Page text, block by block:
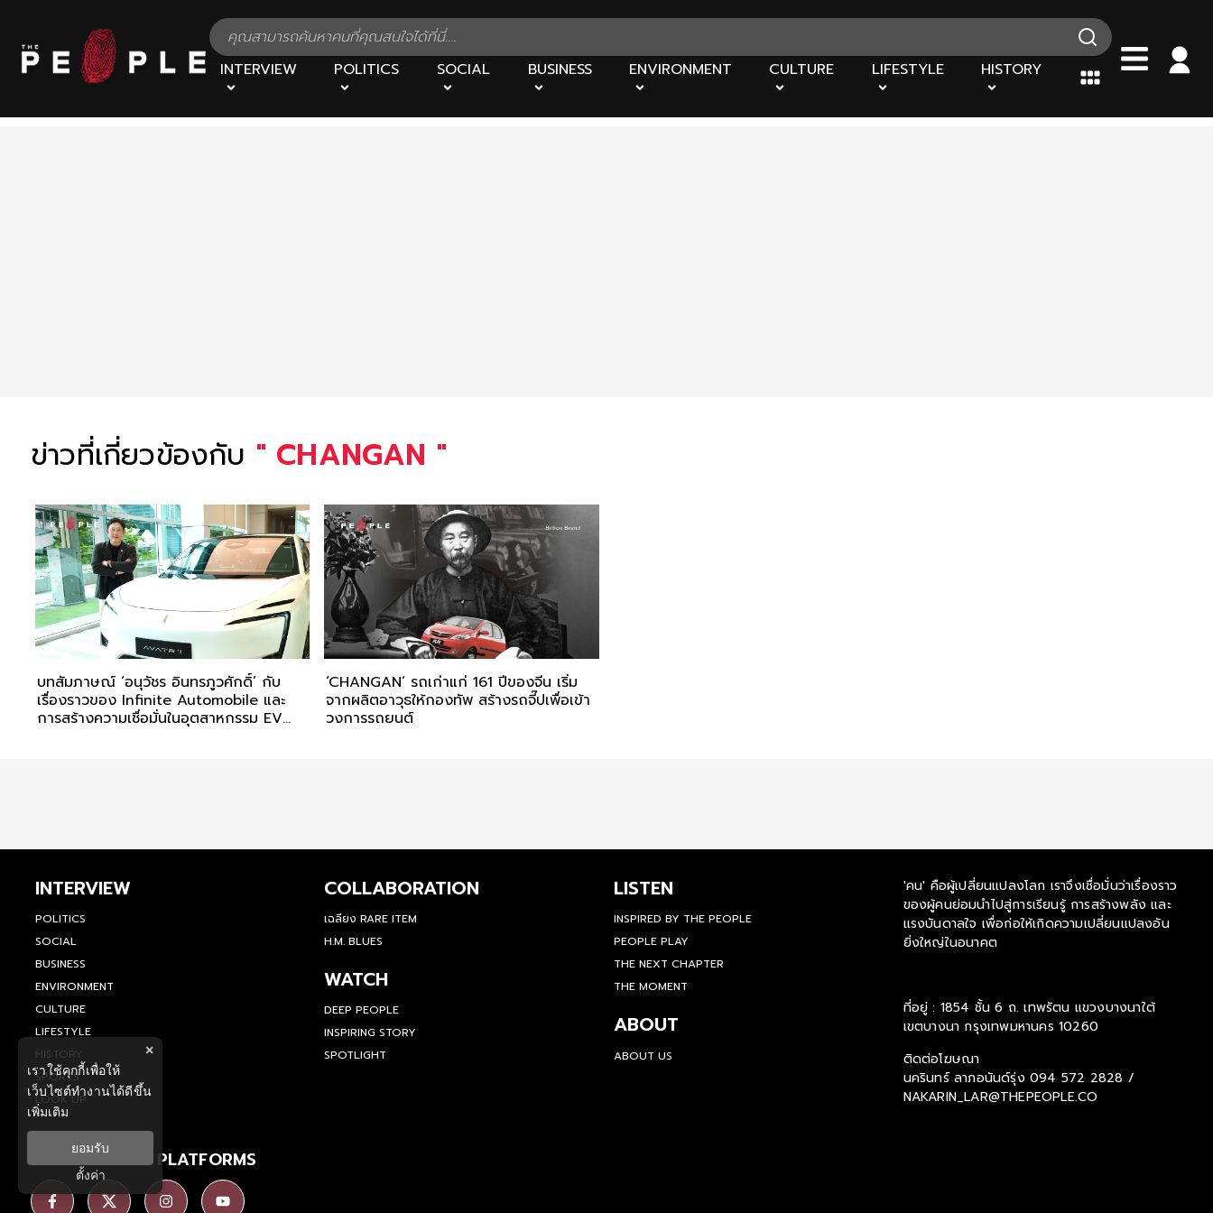
INTERVIEW POLITICS SOCIAL BUSINESS ENVIRONMENT CULTURE LIFESTYLE HISTORY
ข่าวที่เกี่ยวข้องกับ " CHANGAN "
บทสัมภาษณ์ ‘อนุวัชร อินทรภูวศักดิ์’ กับ
เรื่องราวของ Infinite Automobile และ
การสร้างความเชื่อมั่นในอุตสาหกรรม EV
‘CHANGAN’ รถเก่าแก่ 161 ปีของจีน เริ่ม
จากผลิตอาวุธให้กองทัพ สร้างรถจี๊ปเพื่อเข้า
วงการรถยนต์
INTERVIEW
POLITICS
SOCIAL
BUSINESS
ENVIRONMENT
CULTURE
LIFESTYLE
HISTORY
SPORTS
LOOK UP
COLLABORATION
เฉลียง RARE ITEM
H.M. BLUES
WATCH
DEEP PEOPLE
INSPIRING STORY
SPOTLIGHT
LISTEN
INSPIRED BY THE PEOPLE
PEOPLE PLAY
THE NEXT CHAPTER
THE MOMENT
ABOUT
ABOUT US
'คน' คือผู้เปลี่ยนแปลงโลก เราจึงเชื่อมั่นว่าเรื่องราว
ของผู้คนย่อมนำไปสู่การเรียนรู้ การสร้างพลัง และ
แรงบันดาลใจ เพื่อก่อให้เกิดความเปลี่ยนแปลงอัน
ยิ่งใหญ่ในอนาคต
ที่อยู่ : 1854 ชั้น 6 ถ. เทพรัตน แขวงบางนาใต้
เขตบางนา กรุงเทพมหานคร 10260
ติดต่อโฆษณา
นครินทร์ ลาภอนันด์รุ่ง 094 572 2828 /
NAKARIN_LAR@THEPEOPLE.CO
SOCIAL MEDIA PLATFORMS
×
เราใช้คุกกี้เพื่อให้
เว็บไซต์ทำงานได้ดีขึ้น
เพิ่มเติม
ยอมรับ
ตั้งค่า